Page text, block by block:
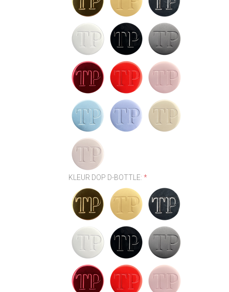
KLEUR DOP D-BOTTLE:*